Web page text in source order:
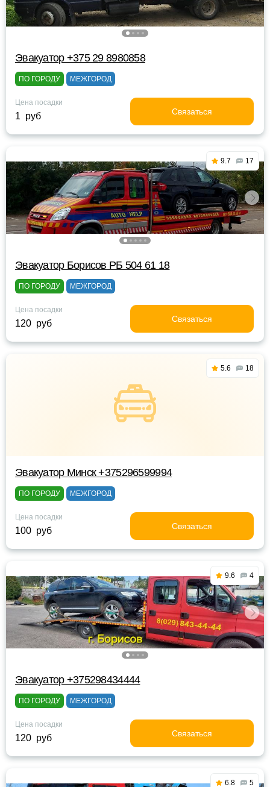
Эвакуатор +375 29 8980858
ПО ГОРОДУ МЕЖГОРОД
Цена посадки
1 руб Связаться
9.7 17
Эвакуатор Борисов РБ 504 61 18
ПО ГОРОДУ МЕЖГОРОД
Цена посадки
120 руб Связаться
5.6 18
Эвакуатор Минск +375296599994
ПО ГОРОДУ МЕЖГОРОД
Цена посадки
100 руб Связаться
9.6 4
Эвакуатор +375298434444
ПО ГОРОДУ МЕЖГОРОД
Цена посадки
120 руб Связаться
6.8 5